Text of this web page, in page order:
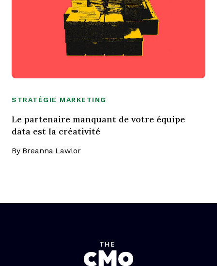
STRATÉGIE MARKETING
Le partenaire manquant de votre équipe
data est la créativité
By Breanna Lawlor